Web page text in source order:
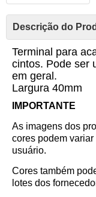
Descrição do
Terminal para
cintos. Pode ser
em geral.
Largura 40mm
IMPORTANTE
As imagens dos
cores podem
usuário.
Cores também
lotes dos